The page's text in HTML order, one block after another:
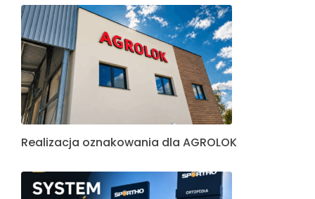
Realizacja oznakowania dla AGROLOK